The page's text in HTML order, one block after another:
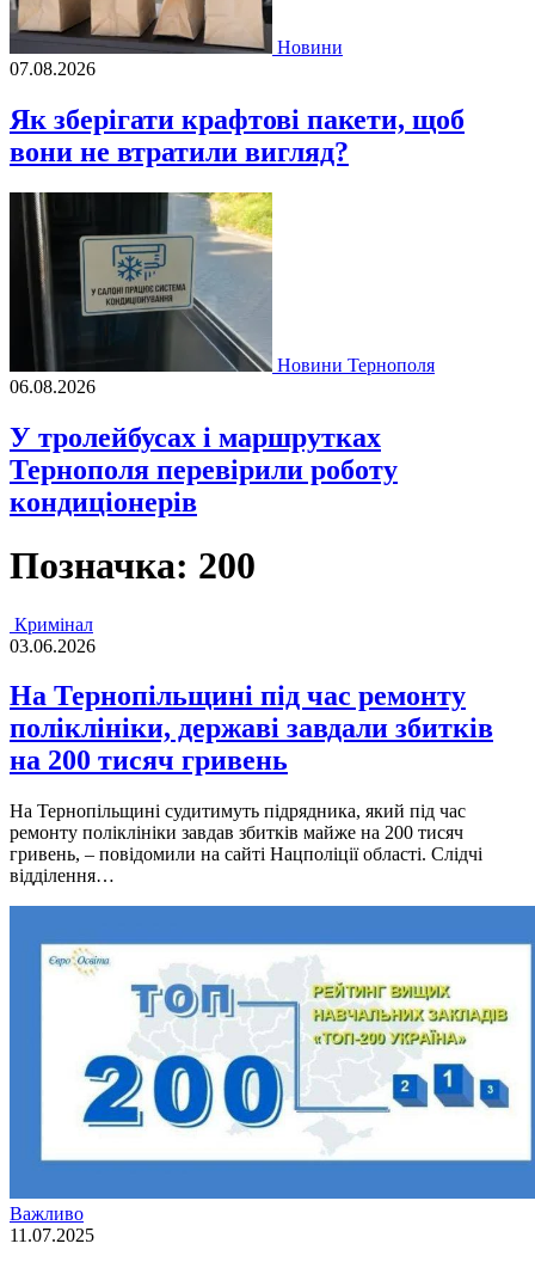
Новини
07.08.2026
Як зберігати крафтові пакети, щоб
вони не втратили вигляд?
Новини Тернополя
06.08.2026
У тролейбусах і маршрутках
Тернополя перевірили роботу
кондиціонерів
Позначка: 200
Кримінал
03.06.2026
На Тернопільщині під час ремонту
поліклініки, державі завдали збитків
на 200 тисяч гривень
На Тернопільщині судитимуть підрядника, який під час
ремонту поліклініки завдав збитків майже на 200 тисяч
гривень, – повідомили на сайті Нацполіції області. Слідчі
відділення…
Важливо
11.07.2025